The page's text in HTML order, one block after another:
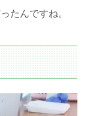
たんですね。